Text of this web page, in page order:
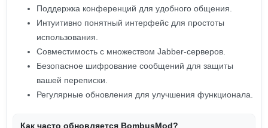
Поддержка конференций для удобного общения.
Интуитивно понятный интерфейс для простоты
использования.
Совместимость с множеством Jabber-серверов.
Безопасное шифрование сообщений для защиты
вашей переписки.
Регулярные обновления для улучшения функционала.
Как часто обновляется BombusMod?